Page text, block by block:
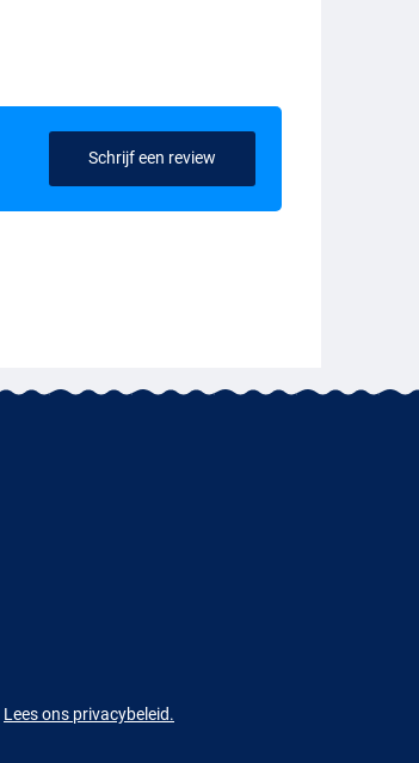
Schrijf een review
Lees ons privacybeleid.